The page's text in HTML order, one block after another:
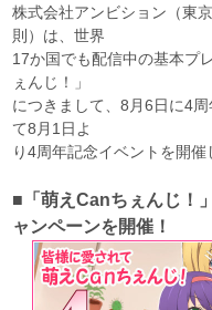
株式会社アンビション（東
則）は、世界
17か国でも配信中の基本プ
ぇんじ！」
につきまして、8月6日に4
て8月1日よ
り4周年記念イベントを開催
■「萌えCanちぇんじ！
ャンペーンを開催！